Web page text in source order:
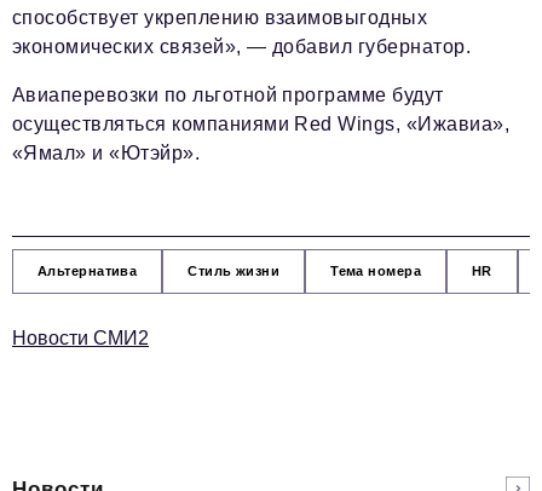
способствует укреплению взаимовыгодных
экономических связей», — добавил губернатор.
Авиаперевозки по льготной программе будут
осуществляться компаниями Red Wings, «Ижавиа»,
«Ямал» и «Ютэйр».
Альтернатива Стиль жизни Тема номера HR
Новости СМИ2